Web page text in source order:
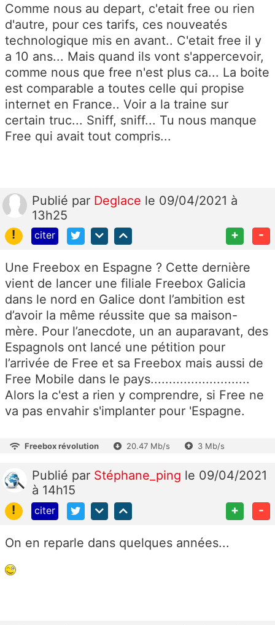
Comme nous au depart, c'etait free ou rien
d'autre, pour ces tarifs, ces nouveatés
technologique mis en avant.. C'etait free il y
a 10 ans... Mais quand ils vont s'appercevoir,
comme nous que free n'est plus ca... La boite
est comparable a toutes celle qui propise
internet en France.. Voir a la traine sur
certain truc... Sniff, sniff... Tu nous manque
Free qui avait tout compris...
Publié par Deglace le 09/04/2021 à
13h25
!
citer + -
Une Freebox en Espagne ? Cette dernière
vient de lancer une filiale Freebox Galicia
dans le nord en Galice dont l’ambition est
d’avoir la même réussite que sa maison-
mère. Pour l’anecdote, un an auparavant, des
Espagnols ont lancé une pétition pour
l’arrivée de Free et sa Freebox mais aussi de
Free Mobile dans le pays...........................
Alors la c'est a rien y comprendre, si Free ne
va pas envahir s'implanter pour 'Espagne.
Freebox révolution 20.47 Mb/s 3 Mb/s
Publié par Stéphane_ping le 09/04/2021
à 14h15
!
citer + -
On en reparle dans quelques années...